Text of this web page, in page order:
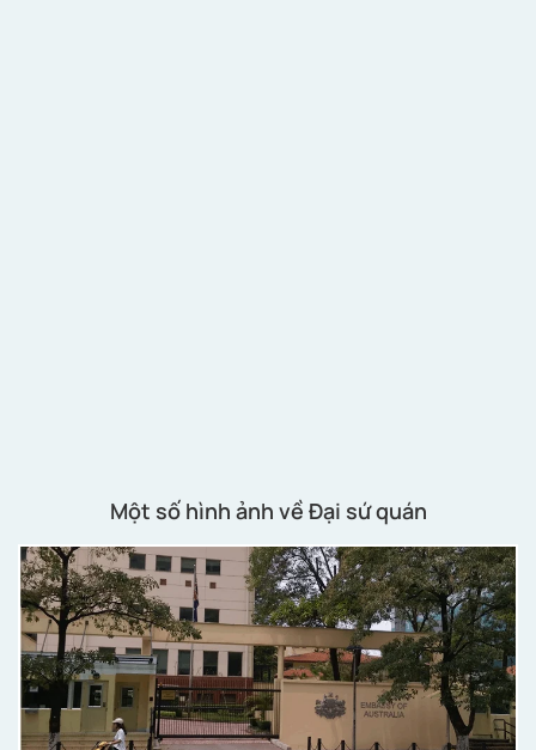
Một số hình ảnh về Đại sứ quán